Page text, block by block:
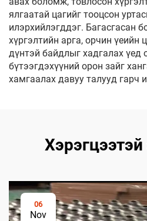
ялгаатай цагийг тооцсон
илэрхийлэгддэг. Багасгасан
хүргэлтийн арга, орчин үеийн
дүнтэй байдлыг хадгалах үед
бүтээгдэхүүний орон зайг
хамгаалах давуу талууд гарч
06
Nov